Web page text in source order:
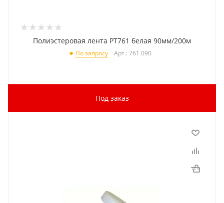
Полиэстеровая лента PT761 белая 90мм/200м
По запросу Арт.: 761 090
Под заказ